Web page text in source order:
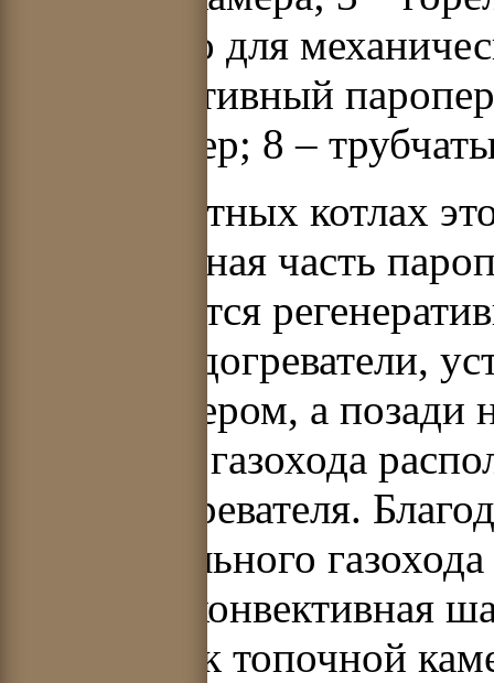
устройство для
6 – конвективный
экономайзер; 8 –
В газомазутных котлах
радиационная часть
используются
воздухоподогреватели,
экономайзером, а
опускного газохода
пароперегревателя.
горизонтального
опускная конвективная
вплотную к топочной